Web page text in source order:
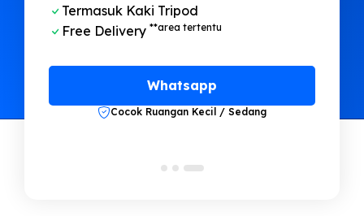
Termasuk Kaki Tripod
Free Delivery **area tertentu
Whatsapp
Cocok Ruangan Kecil / Sedang